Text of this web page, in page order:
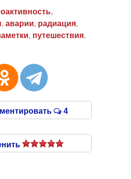
,
, аварии, радиация,
, путешествия,
4